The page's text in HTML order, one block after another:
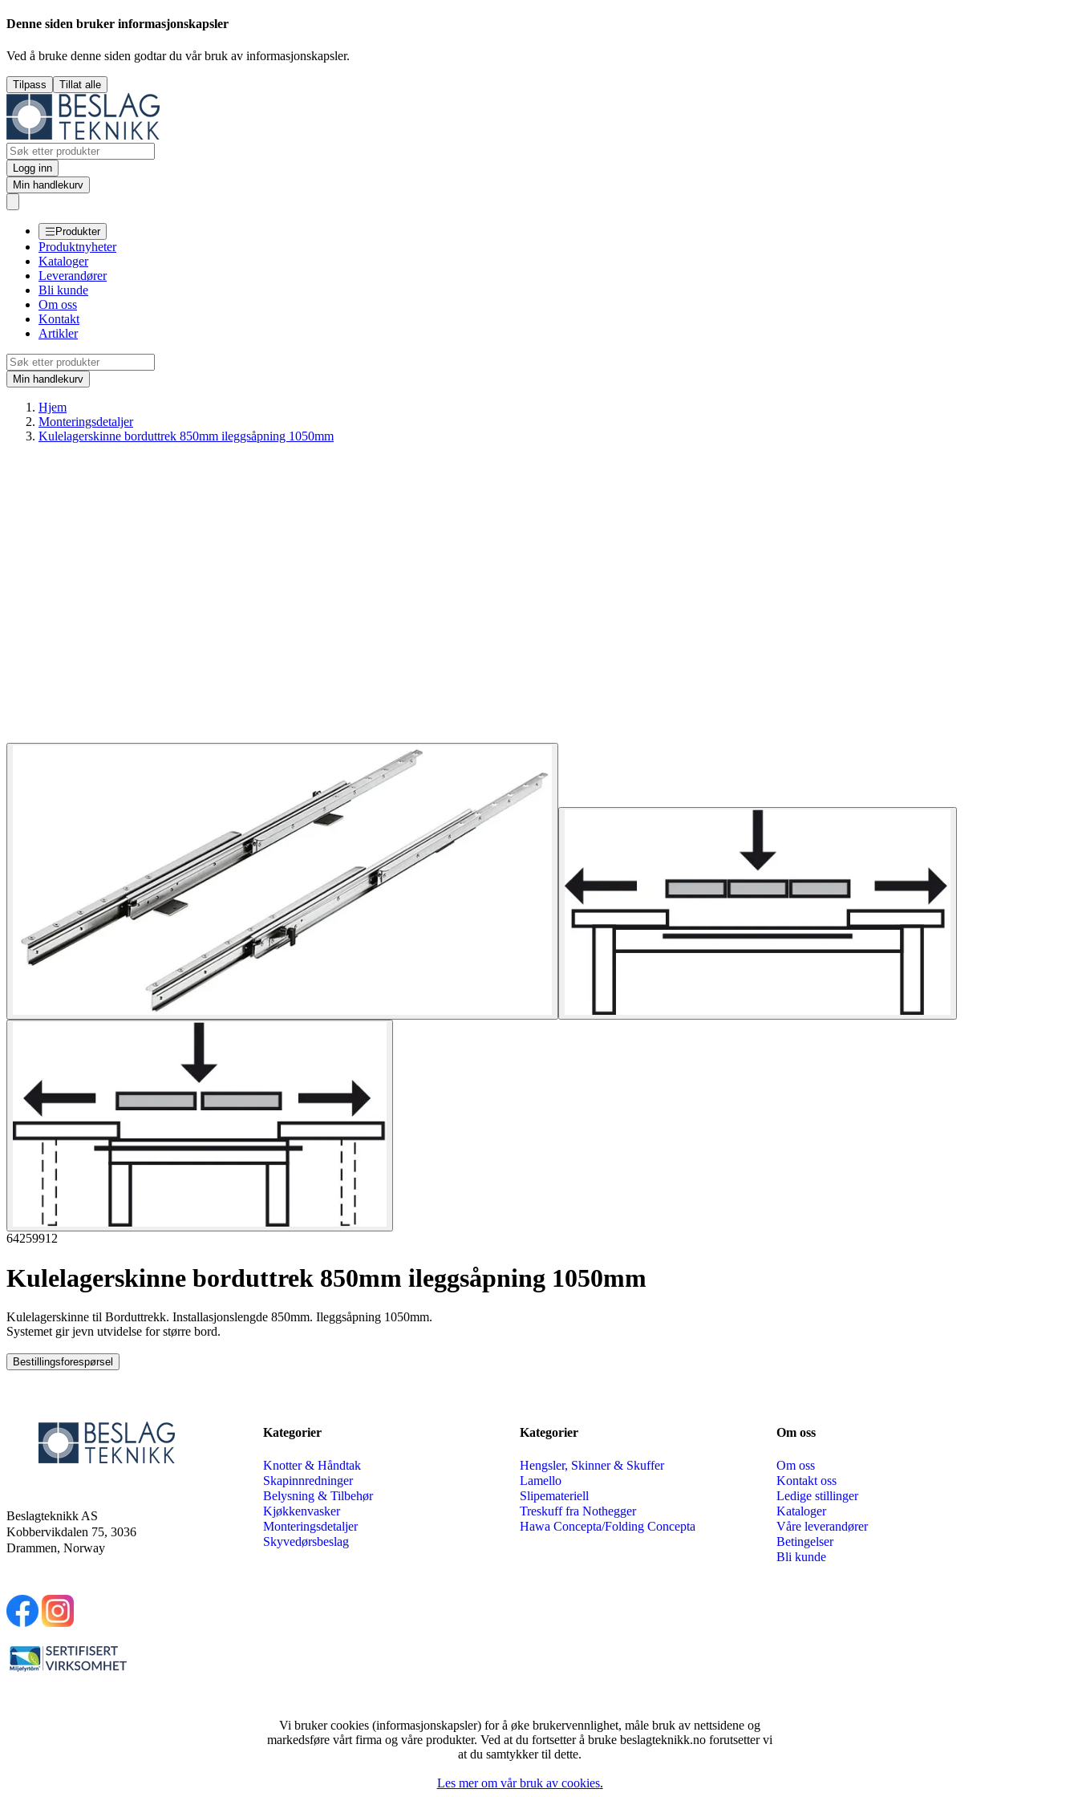
Denne siden bruker informasjonskapsler
Ved å bruke denne siden godtar du vår bruk av informasjonskapsler.
Tilpass Tillat alle
Logg inn
Min handlekurv
Produkter
Produktnyheter
Kataloger
Leverandører
Bli kunde
Om oss
Kontakt
Artikler
Min handlekurv
Hjem
Monteringsdetaljer
Kulelagerskinne borduttrek 850mm ileggsåpning 1050mm
64259912
Kulelagerskinne borduttrek 850mm ileggsåpning 1050mm
Kulelagerskinne til Borduttrekk. Installasjonslengde 850mm. Ileggsåpning 1050mm.
Systemet gir jevn utvidelse for større bord.
Bestillingsforespørsel
Beslagteknikk AS
Kobbervikdalen 75, 3036
Drammen, Norway
Kategorier
Knotter & Håndtak
Skapinnredninger
Belysning & Tilbehør
Kjøkkenvasker
Monteringsdetaljer
Skyvedørsbeslag
Kategorier
Hengsler, Skinner & Skuffer
Lamello
Slipemateriell
Treskuff fra Nothegger
Hawa Concepta/Folding Concepta
Om oss
Om oss
Kontakt oss
Ledige stillinger
Kataloger
Våre leverandører
Betingelser
Bli kunde
Vi bruker cookies (informasjonskapsler) for å øke brukervennlighet, måle bruk av nettsidene og
markedsføre vårt firma og våre produkter. Ved at du fortsetter å bruke beslagteknikk.no forutsetter vi
at du samtykker til dette.
Les mer om vår bruk av cookies.